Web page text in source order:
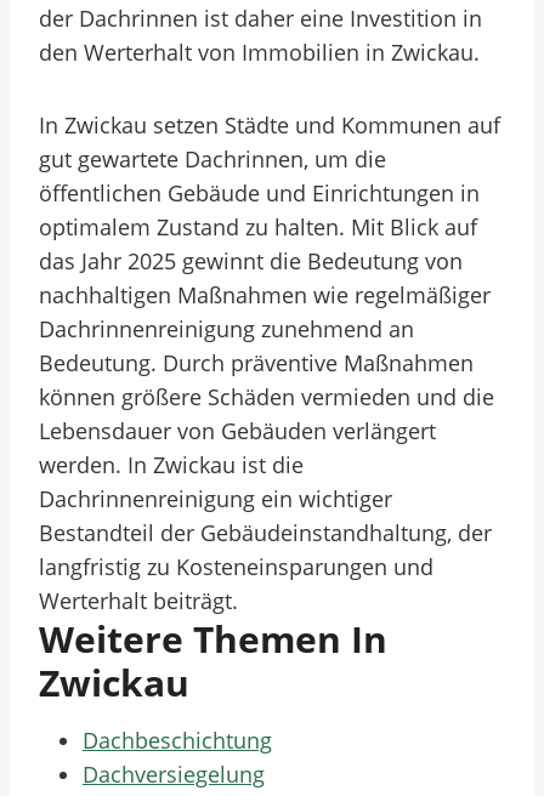
der Dachrinnen ist daher eine Investition in
den Werterhalt von Immobilien in Zwickau.
In Zwickau setzen Städte und Kommunen auf
gut gewartete Dachrinnen, um die
öffentlichen Gebäude und Einrichtungen in
optimalem Zustand zu halten. Mit Blick auf
das Jahr 2025 gewinnt die Bedeutung von
nachhaltigen Maßnahmen wie regelmäßiger
Dachrinnenreinigung zunehmend an
Bedeutung. Durch präventive Maßnahmen
können größere Schäden vermieden und die
Lebensdauer von Gebäuden verlängert
werden. In Zwickau ist die
Dachrinnenreinigung ein wichtiger
Bestandteil der Gebäudeinstandhaltung, der
langfristig zu Kosteneinsparungen und
Werterhalt beiträgt.
Weitere Themen In
Zwickau
Dachbeschichtung
Dachversiegelung